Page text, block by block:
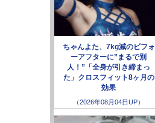
ちゃんよた、7kg減のビフォ
ーアフターに”まるで別
人！”「全身が引き締まっ
た」クロスフィット8ヶ月の
効果
（2026年08月04日UP）